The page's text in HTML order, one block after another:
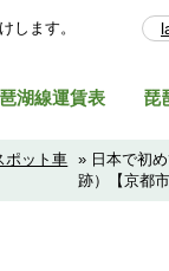
します。
湖線運賃表 琵
ポット車
» 日本で初
跡）【京都